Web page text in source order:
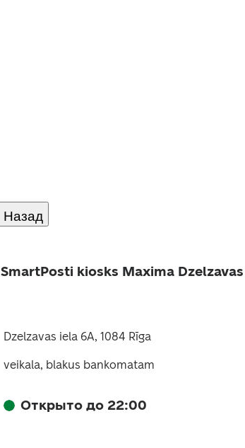
Назад
SmartPosti kiosks Maxima Dzelzavas
Dzelzavas iela 6A, 1084 Rīga
veikala, blakus bankomatam
Открыто до 22:00